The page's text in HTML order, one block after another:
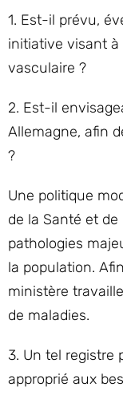
1. Est-il prévu,
initiative visant à
vasculaire ?
2. Est-il
Allemagne, afin
?
Une politique
de la Santé et
pathologies
la population.
ministère
de maladies.
3. Un tel registre
approprié aux